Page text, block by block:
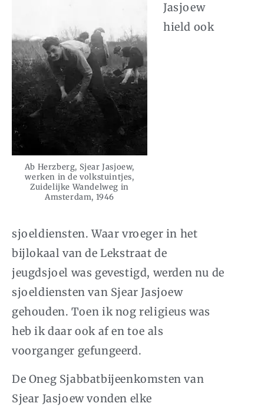
Ab Herzberg, Sjear Jasjoew,
werken in de volkstuintjes,
Zuidelijke Wandelweg in
Amsterdam, 1946
Jasjoew
hield ook
sjoeldiensten. Waar vroeger in het
bijlokaal van de Lekstraat de
jeugdsjoel was gevestigd, werden nu de
sjoeldiensten van Sjear Jasjoew
gehouden. Toen ik nog religieus was
heb ik daar ook af en toe als
voorganger gefungeerd.
De Oneg Sjabbatbijeenkomsten van
Sjear Jasjoew vonden elke